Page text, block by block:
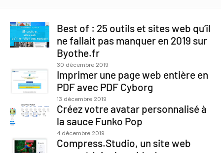
Best of : 25 outils et sites web qu’il
ne fallait pas manquer en 2019 sur
Byothe.fr
30 décembre 2019
Imprimer une page web entière en
PDF avec PDF Cyborg
13 décembre 2019
Créez votre avatar personnalisé à
la sauce Funko Pop
4 décembre 2019
Compress.Studio, un site web